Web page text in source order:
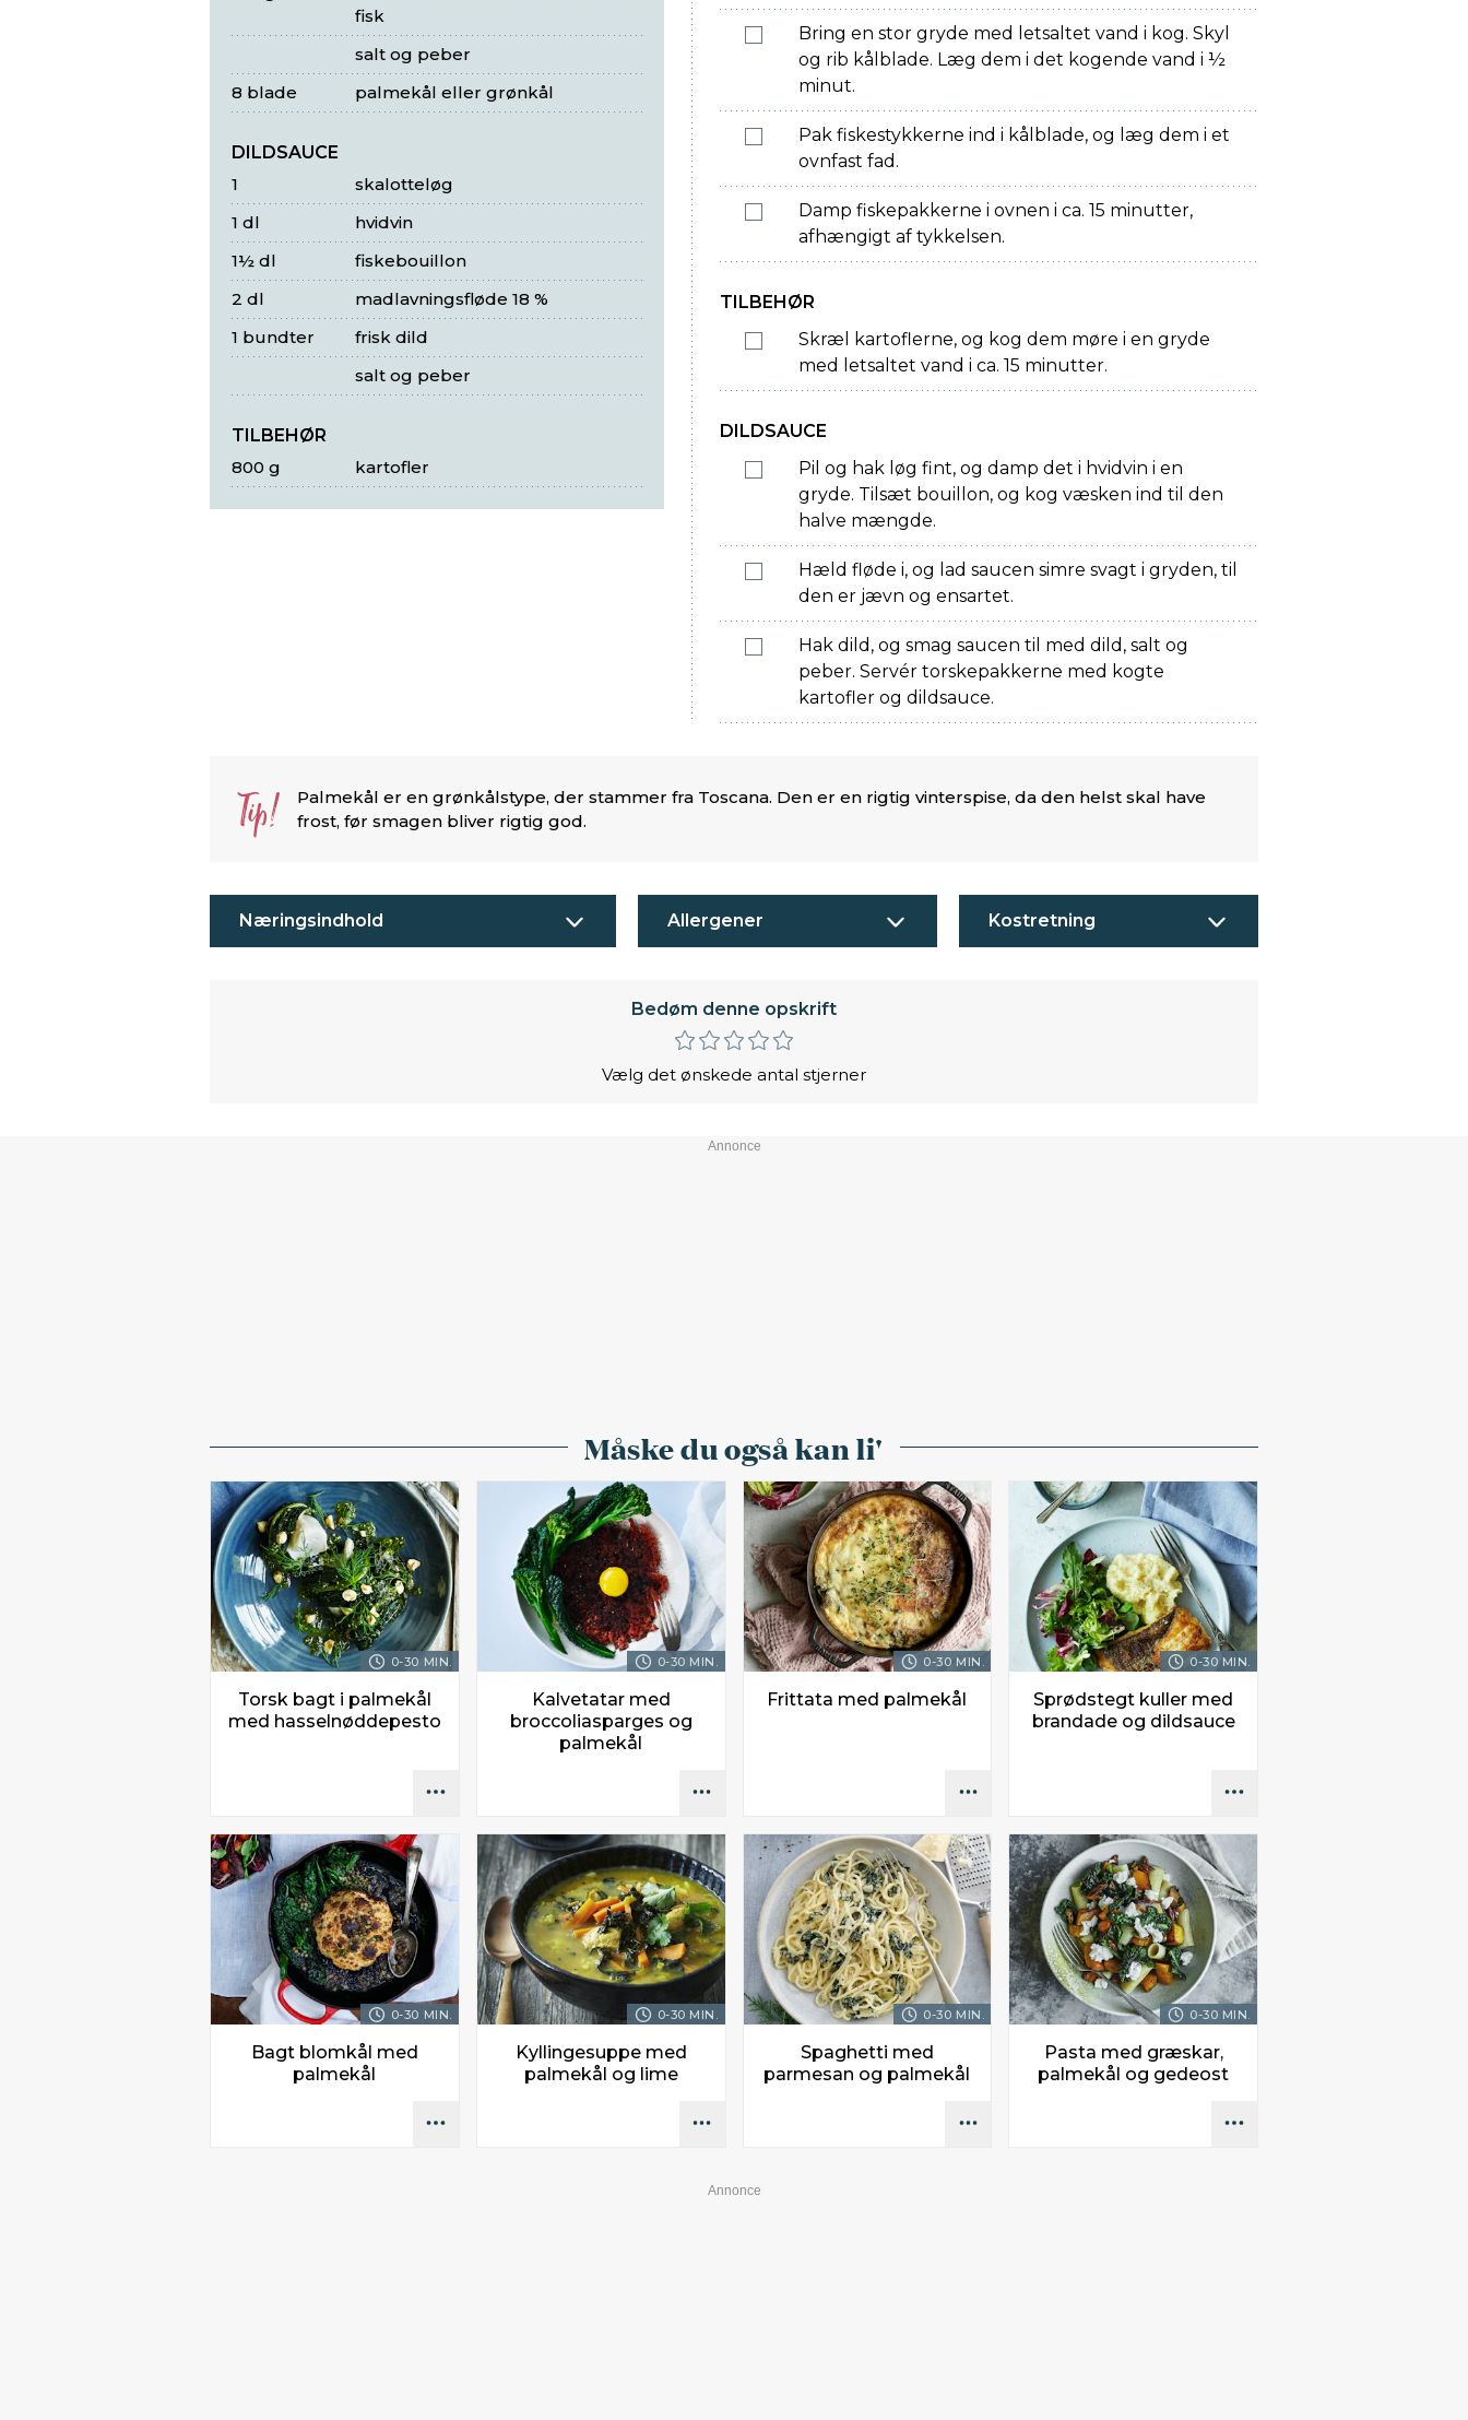
fisk
salt og peber
palmekål eller grønkål
8 blade
DILDSAUCE
skalotteløg
1
hvidvin
1 dl
fiskebouillon
1½ dl
madlavningsfløde 18 %
2 dl
frisk dild
1 bundter
salt og peber
TILBEHØR
kartofler
800 g
Bring en stor gryde med letsaltet vand i kog. Skyl
og rib kålblade. Læg dem i det kogende vand i ½
minut.
Pak fiskestykkerne ind i kålblade, og læg dem i et
ovnfast fad.
Damp fiskepakkerne i ovnen i ca. 15 minutter,
afhængigt af tykkelsen.
TILBEHØR
Skræl kartoflerne, og kog dem møre i en gryde
med letsaltet vand i ca. 15 minutter.
DILDSAUCE
Pil og hak løg fint, og damp det i hvidvin i en
gryde. Tilsæt bouillon, og kog væsken ind til den
halve mængde.
Hæld fløde i, og lad saucen simre svagt i gryden, til
den er jævn og ensartet.
Hak dild, og smag saucen til med dild, salt og
peber. Servér torskepakkerne med kogte
kartofler og dildsauce.
Tip!
Palmekål er en grønkålstype, der stammer fra Toscana. Den er en rigtig vinterspise, da den helst skal have
frost, før smagen bliver rigtig god.
Næringsindhold Allergener Kostretning
Bedøm denne opskrift
Vælg det ønskede antal stjerner
Måske du også kan li'
0-30 MIN.
Torsk bagt i palmekål
med hasselnøddepesto
0-30 MIN.
Kalvetatar med
broccoliasparges og
palmekål
0-30 MIN.
Frittata med palmekål
0-30 MIN.
Sprødstegt kuller med
brandade og dildsauce
0-30 MIN.
Bagt blomkål med
palmekål
0-30 MIN.
Kyllingesuppe med
palmekål og lime
0-30 MIN.
Spaghetti med
parmesan og palmekål
0-30 MIN.
Pasta med græskar,
palmekål og gedeost